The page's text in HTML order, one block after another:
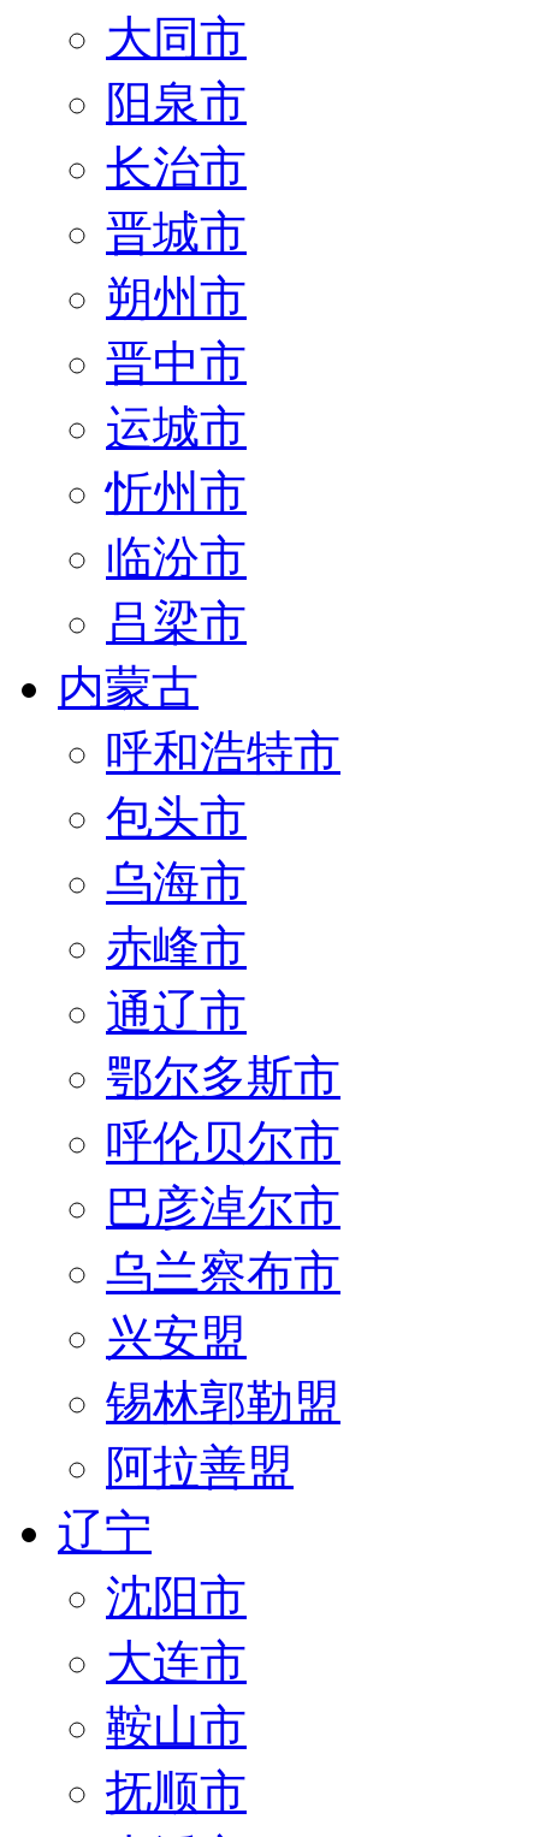
大同市
阳泉市
长治市
晋城市
朔州市
晋中市
运城市
忻州市
临汾市
吕梁市
内蒙古
呼和浩特市
包头市
乌海市
赤峰市
通辽市
鄂尔多斯市
呼伦贝尔市
巴彦淖尔市
乌兰察布市
兴安盟
锡林郭勒盟
阿拉善盟
辽宁
沈阳市
大连市
鞍山市
抚顺市